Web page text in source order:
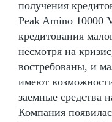
получения
Peak Amino 10000
кредитования
несмотря на
востребованы, и
имеют
заемные средства
Компания